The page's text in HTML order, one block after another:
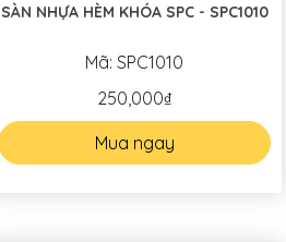
SÀN NHỰA HÈM KHÓA SPC - SPC1010
Mã: SPC1010
250,000₫
Mua ngay